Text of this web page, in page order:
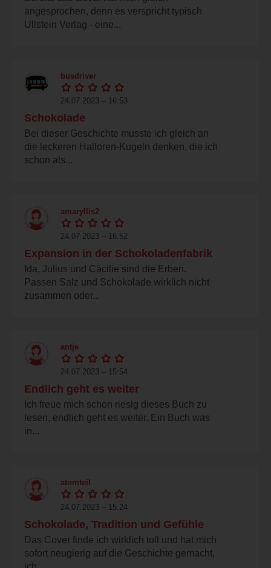
angesprochen, denn es verspricht typisch
Ullstein Verlag - eine...
busdriver
24.07.2023 – 16:53
Schokolade
Bei dieser Geschichte musste ich gleich an
die leckeren Halloren-Kugeln denken, die ich
schon als...
amaryllis2
24.07.2023 – 16:52
Expansion in der Schokoladenfabrik
Ida, Julius und Cäcilie sind die Erben.
Passen Salz und Schokolade wirklich nicht
zusammen oder...
antje
24.07.2023 – 15:54
Endlich geht es weiter
Ich freue mich schon riesig dieses Buch zu
lesen, endlich geht es weiter. Ein Buch was
in...
atomteil
24.07.2023 – 15:24
Schokolade, Tradition und Gefühle
Das Cover finde ich wirklich toll und hat mich
sofort neugierig auf die Geschichte gemacht,